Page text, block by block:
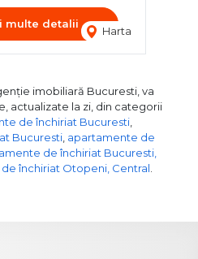
Harta
multe detalii
imobiliară Bucuresti, va
actualizate la zi, din categorii
de închiriat Bucuresti,
Bucuresti, apartamente de
de închiriat Bucuresti,
închiriat Otopeni, Central